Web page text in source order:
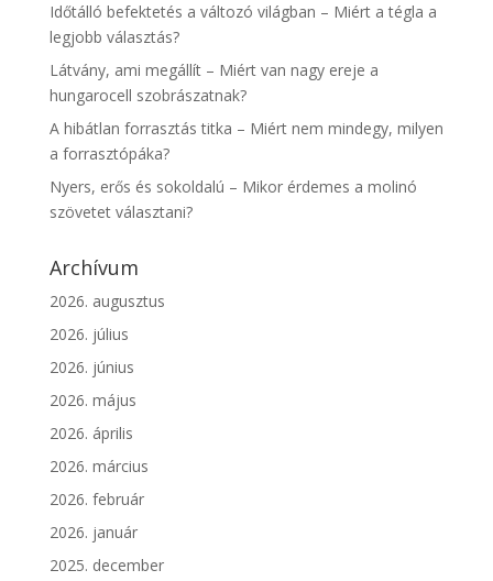
Időtálló befektetés a változó világban – Miért a tégla a
legjobb választás?
Látvány, ami megállít – Miért van nagy ereje a
hungarocell szobrászatnak?
A hibátlan forrasztás titka – Miért nem mindegy, milyen
a forrasztópáka?
Nyers, erős és sokoldalú – Mikor érdemes a molinó
szövetet választani?
Archívum
2026. augusztus
2026. július
2026. június
2026. május
2026. április
2026. március
2026. február
2026. január
2025. december